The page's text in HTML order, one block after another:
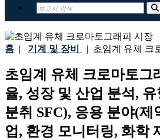
홈 | 기계 및 장비 | 초임계 유체 크
초임계 유체 크로마토그
율, 성장 및 산업 분석,
분취 SFC), 응용 분야(제
업, 환경 모니터링, 화학